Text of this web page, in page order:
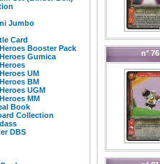
Jumbo
Card
Booster Pack
Gumica
UM
BM
UGM
MM
Book
Collection
DBS
n° 76